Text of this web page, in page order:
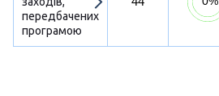
передбачених
програмою